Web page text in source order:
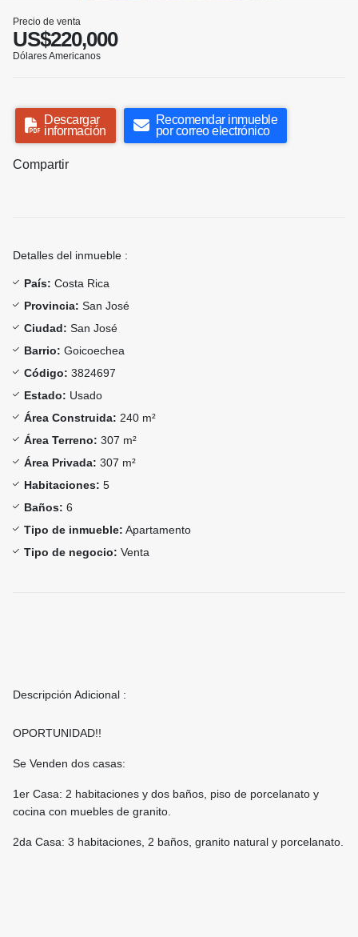
Precio de venta
US$220,000
Dólares Americanos
Descargar
información
Recomendar inmueble
por correo electrónico
Compartir
Detalles del inmueble :
País: Costa Rica
Provincia: San José
Ciudad: San José
Barrio: Goicoechea
Código: 3824697
Estado: Usado
Área Construida: 240 m²
Área Terreno: 307 m²
Área Privada: 307 m²
Habitaciones: 5
Baños: 6
Tipo de inmueble: Apartamento
Tipo de negocio: Venta
Descripción Adicional :
OPORTUNIDAD!!
Se Venden dos casas:
1er Casa: 2 habitaciones y dos baños, piso de porcelanato y
cocina con muebles de granito.
2da Casa: 3 habitaciones, 2 baños, granito natural y porcelanato.